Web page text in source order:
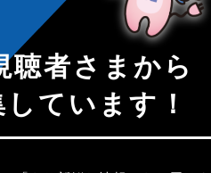
ています！